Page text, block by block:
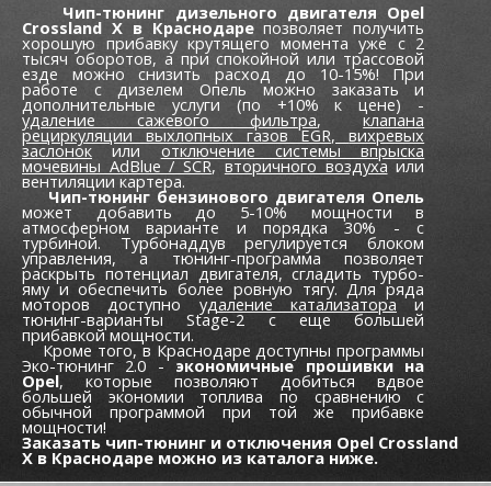
Чип-тюнинг дизельного двигателя Opel
Crossland X в Краснодарепозволяет получить
хорошую прибавку крутящего момента уже c 2
тысяч оборотов, а при спокойной или трассовой
езде можно снизить расход до 10-15%! При
работе с дизелем Опель можно заказать и
дополнительные услуги (по +10% к цене) -
удаление сажевого фильтра,клапана
рециркуляции выхлопных газов EGR,вихревых
заслонокилиотключение системы впрыска
мочевины AdBlue / SCR,вторичного воздухаили
вентиляции картера.
Чип-тюнинг бензинового двигателя Опель
может добавить до 5-10% мощности в
атмосферном варианте и порядка 30% - с
турбиной. Турбонаддув регулируется блоком
управления, а тюнинг-программа позволяет
раскрыть потенциал двигателя, сгладить турбо-
яму и обеспечить более ровную тягу. Для ряда
моторов доступно удаление катализатора и
тюнинг-варианты Stage-2 с еще большей
прибавкой мощности.
Кроме того, в Краснодаре доступны программы
Эко-тюнинг 2.0 - экономичные прошивки на
Opel, которые позволяют добиться вдвое
большей экономии топлива по сравнению с
обычной программой при той же прибавке
мощности!
Заказать чип-тюнинг и отключения Opel Crossland
X в Краснодаре можно из каталога ниже.